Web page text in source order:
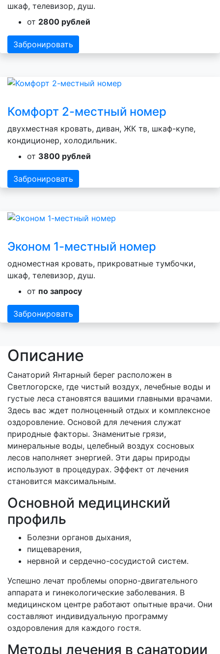
шкаф, телевизор, душ.
от 2800 рублей
Забронировать
Комфорт 2-местный номер
двухместная кровать, диван, ЖК тв, шкаф-купе,
кондиционер, холодильник.
от 3800 рублей
Забронировать
Эконом 1-местный номер
одноместная кровать, прикроватные тумбочки,
шкаф, телевизор, душ.
от по запросу
Забронировать
Описание
Санаторий Янтарный берег расположен в
Светлогорске, где чистый воздух, лечебные воды и
густые леса становятся вашими главными врачами.
Здесь вас ждет полноценный отдых и комплексное
оздоровление. Основой для лечения служат
природные факторы. Знаменитые грязи,
минеральные воды, целебный воздух сосновых
лесов наполняет энергией. Эти дары природы
используют в процедурах. Эффект от лечения
становится максимальным.
Основной медицинский
профиль
Болезни органов дыхания,
пищеварения,
нервной и сердечно-сосудистой систем.
Успешно лечат проблемы опорно-двигательного
аппарата и гинекологические заболевания. В
медицинском центре работают опытные врачи. Они
составляют индивидуальную программу
оздоровления для каждого гостя.
Методы лечения в санатории